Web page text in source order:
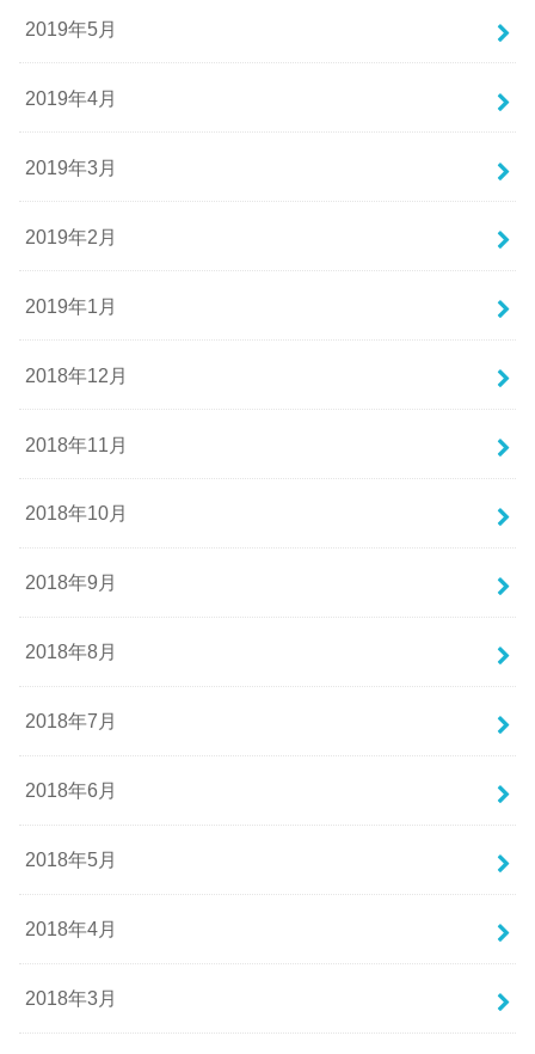
2019年5月
2019年4月
2019年3月
2019年2月
2019年1月
2018年12月
2018年11月
2018年10月
2018年9月
2018年8月
2018年7月
2018年6月
2018年5月
2018年4月
2018年3月